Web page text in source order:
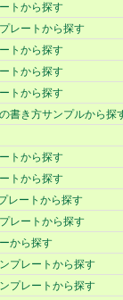
トから探す
レートから探す
トから探す
トから探す
トから探す
書き方サンプルから探
トから探す
トから探す
レートから探す
レートから探す
から探す
プレートから探す
プレートから探す